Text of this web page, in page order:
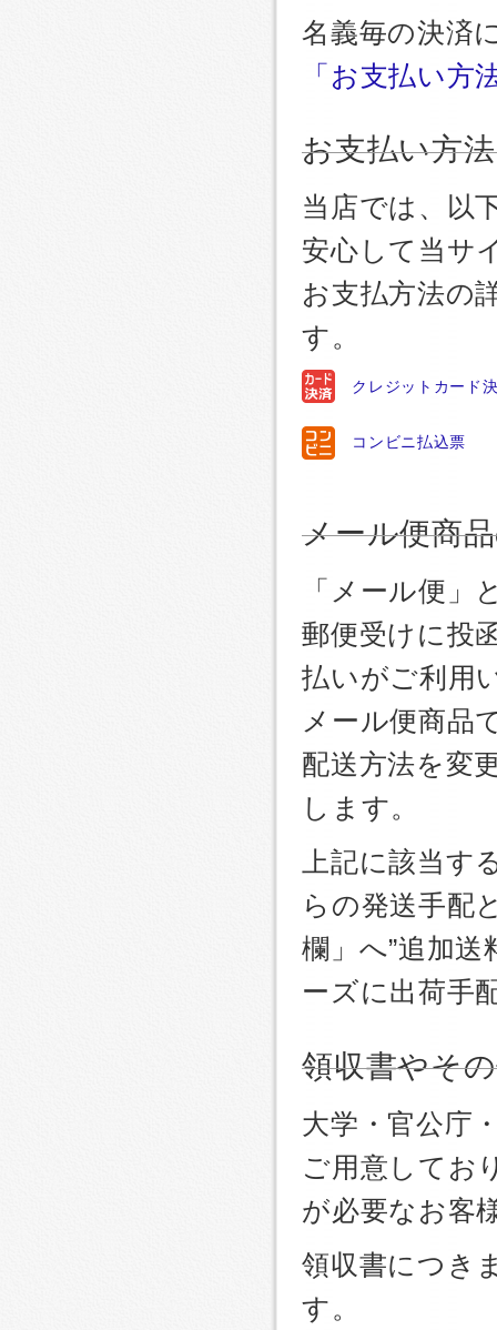
名義毎の決済
「お支払い方
お支払い方
当店では、以
安心して当サ
お支払方法の
す。
クレジットカード
コンビニ払込票
メール便商
「メール便」
郵便受けに投
払いがご利用
メール便商品
配送方法を変
します。
上記に該当
らの発送手配
欄」へ”追加
ーズに出荷手
領収書やそ
大学・官公庁
ご用意してお
が必要なお客
領収書につき
す。